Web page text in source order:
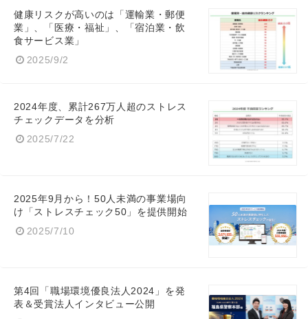
健康リスクが高いのは「運輸業・郵便
業」、「医療・福祉」、「宿泊業・飲
食サービス業」
2025/9/2
2024年度、累計267万人超のストレス
チェックデータを分析
2025/7/22
2025年9月から！50人未満の事業場向
け「ストレスチェック50」を提供開始
2025/7/10
第4回「職場環境優良法人2024」を発
表＆受賞法人インタビュー公開